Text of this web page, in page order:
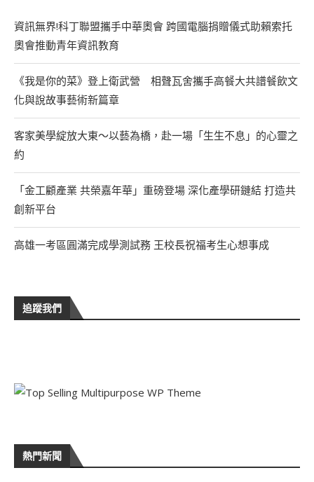
資訊無界!科丁聯盟攜手中華奧會 跨國電腦捐贈儀式助賴索托
奧會推動青年資訊教育
《我是你的菜》登上衛武營 相聲瓦舍攜手高餐大共譜餐飲文
化與說故事藝術新篇章
客家美學綻放大東～以藝為橋，赴一場「生生不息」的心靈之
約
「金工顧產業 共榮嘉年華」重磅登場 深化產學研鏈結 打造共
創新平台
高雄一考區圓滿完成學測試務 王校長祝福考生心想事成
追蹤我們
熱門新聞